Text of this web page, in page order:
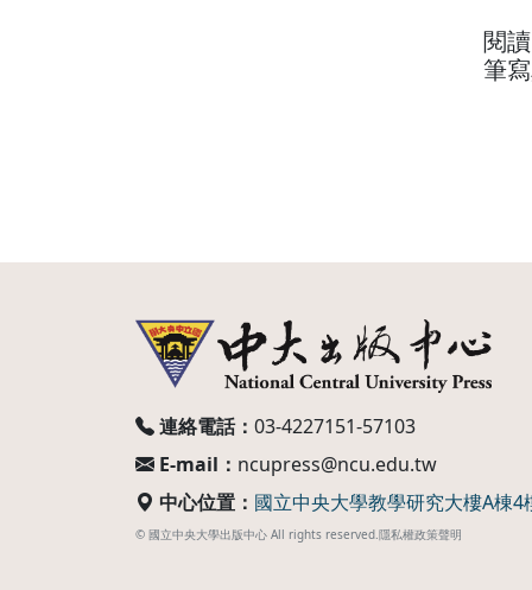
閱
筆
連絡電話： 03-4227151-57103
E-mail： ncupress@ncu.edu.tw
中心位置： 國立中央大學教學研究大樓A棟4
© 國立中央大學出版中心 All rights reserved.隱私權政策聲明